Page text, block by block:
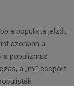
a populista jelzőt,
azonban a
a populizmus
a „mi” csoport